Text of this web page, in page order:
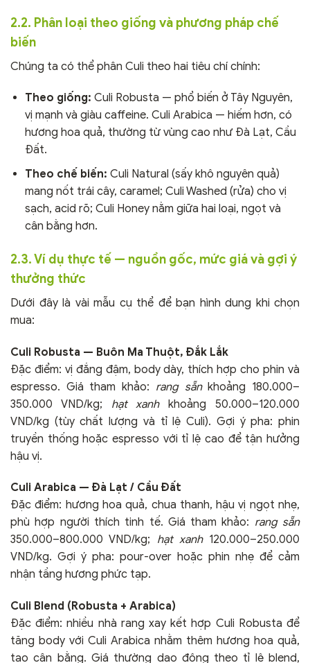
2.2. Phân loại theo giống và phương pháp chế
biến
Chúng ta có thể phân Culi theo hai tiêu chí chính:
Theo giống: Culi Robusta — phổ biến ở Tây Nguyên,
vị mạnh và giàu caffeine. Culi Arabica — hiếm hơn, có
hương hoa quả, thường từ vùng cao như Đà Lạt, Cầu
Đất.
Theo chế biến: Culi Natural (sấy khô nguyên quả)
mang nốt trái cây, caramel; Culi Washed (rửa) cho vị
sạch, acid rõ; Culi Honey nằm giữa hai loại, ngọt và
cân bằng hơn.
2.3. Ví dụ thực tế — nguồn gốc, mức giá và gợi ý
thưởng thức
Dưới đây là vài mẫu cụ thể để bạn hình dung khi chọn
mua:
Culi Robusta — Buôn Ma Thuột, Đắk Lắk
Đặc điểm: vị đắng đậm, body dày, thích hợp cho phin và
espresso. Giá tham khảo: rang sẵnkhoảng 180.000–
350.000 VND/kg; hạt xanhkhoảng 50.000–120.000
VND/kg (tùy chất lượng và tỉ lệ Culi). Gợi ý pha: phin
truyền thống hoặc espresso với tỉ lệ cao để tận hưởng
hậu vị.
Culi Arabica — Đà Lạt / Cầu Đất
Đặc điểm: hương hoa quả, chua thanh, hậu vị ngọt nhẹ,
phù hợp người thích tinh tế. Giá tham khảo: rang sẵn
350.000–800.000 VND/kg; hạt xanh120.000–250.000
VND/kg. Gợi ý pha: pour-over hoặc phin nhẹ để cảm
nhận tầng hương phức tạp.
Culi Blend (Robusta + Arabica)
Đặc điểm: nhiều nhà rang xay kết hợp Culi Robusta để
tăng body với Culi Arabica nhằm thêm hương hoa quả,
tạo cân bằng. Giá thường dao động theo tỉ lệ blend,